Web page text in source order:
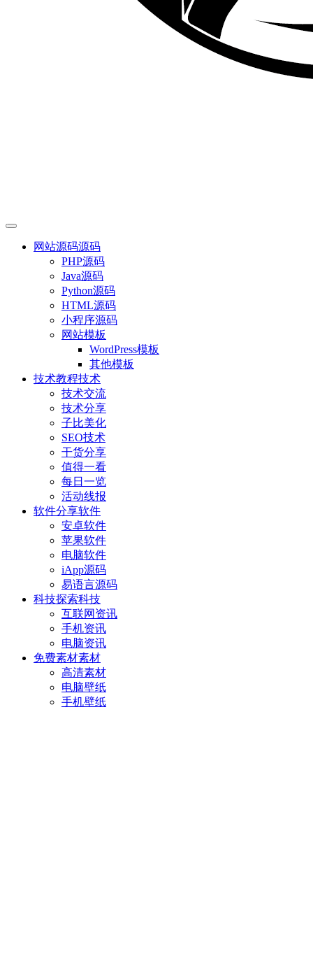
网站源码源码
PHP源码
Java源码
Python源码
HTML源码
小程序源码
网站模板
WordPress模板
其他模板
技术教程技术
技术交流
技术分享
子比美化
SEO技术
干货分享
值得一看
每日一览
活动线报
软件分享软件
安卓软件
苹果软件
电脑软件
iApp源码
易语言源码
科技探索科技
互联网资讯
手机资讯
电脑资讯
免费素材素材
高清素材
电脑壁纸
手机壁纸